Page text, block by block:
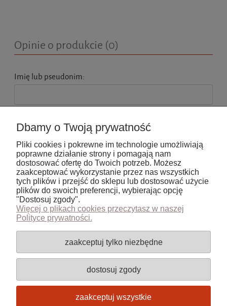
Opinie o produkcie (0)
Imię lub pseudonim:
wyślij
Moje konto
Płatności i dostawa
Dbamy o Twoją prywatność
Pliki cookies i pokrewne im technologie umożliwiają
poprawne działanie strony i pomagają nam
dostosować ofertę do Twoich potrzeb. Możesz
zaakceptować wykorzystanie przez nas wszystkich
tych plików i przejść do sklepu lub dostosować użycie
plików do swoich preferencji, wybierając opcję
"Dostosuj zgody".
Więcej o plikach cookies przeczytasz w naszej
Polityce prywatności.
zaakceptuj tylko niezbędne
dostosuj zgody
zaakceptuj wszystkie